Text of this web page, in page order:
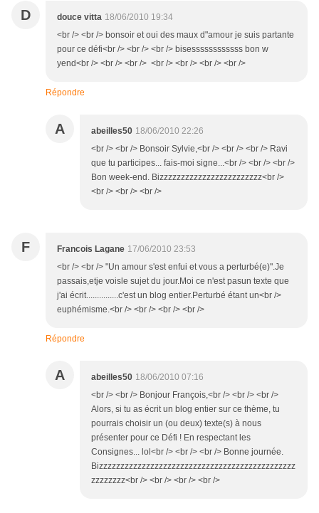
D douce vitta 18/06/2010 19:34
<br /> <br /> bonsoir et oui des maux d"amour je suis partante
pour ce défi<br /> <br /> <br /> bisessssssssssss bon w
yend<br /> <br /> <br /> <br /> <br /> <br /> <br />
Répondre
A abeilles50 18/06/2010 22:26
<br /> <br /> Bonsoir Sylvie,<br /> <br /> <br /> Ravi
que tu participes... fais-moi signe...<br /> <br /> <br />
Bon week-end. Bizzzzzzzzzzzzzzzzzzzzzzzz<br />
<br /> <br /> <br />
F Francois Lagane 17/06/2010 23:53
<br /> <br /> "Un amour s'est enfui et vous a perturbé(e)".Je
passais,etje voisle sujet du jour.Moi ce n'est pasun texte que
j'ai écrit...............c'est un blog entier.Perturbé étant un<br />
euphémisme.<br /> <br /> <br /> <br />
Répondre
A abeilles50 18/06/2010 07:16
<br /> <br /> Bonjour François,<br /> <br /> <br />
Alors, si tu as écrit un blog entier sur ce thème, tu
pourrais choisir un (ou deux) texte(s) à nous
présenter pour ce Défi ! En respectant les
Consignes... lol<br /> <br /> <br /> Bonne journée.
Bizzzzzzzzzzzzzzzzzzzzzzzzzzzzzzzzzzzzzzzzzzzzzz
zzzzzzzz<br /> <br /> <br /> <br />